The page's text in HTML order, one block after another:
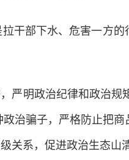
部下水、危害一方的
明政治纪律和政治规
治骗子，严格防止把
关系，促进政治生态山